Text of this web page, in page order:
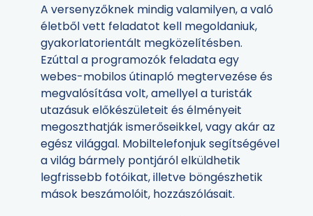
A versenyzőknek mindig valamilyen, a való
életből vett feladatot kell megoldaniuk,
gyakorlatorientált megközelítésben.
Ezúttal a programozók feladata egy
webes-mobilos útinapló megtervezése és
megvalósítása volt, amellyel a turisták
utazásuk előkészületeit és élményeit
megoszthatják ismerőseikkel, vagy akár az
egész világgal. Mobiltelefonjuk segítségével
a világ bármely pontjáról elküldhetik
legfrissebb fotóikat, illetve böngészhetik
mások beszámolóit, hozzászólásait.